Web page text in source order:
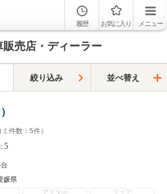
履歴 お気に入り メニュー
売店・ディーラー
絞り込み 並べ替え
ミ件数： 5件）
5
台
媛県
アフター
フェア